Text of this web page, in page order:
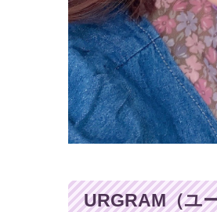
URGRAM（ユ